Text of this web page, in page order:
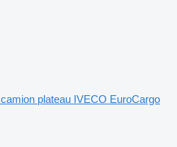
camion plateau IVECO EuroCargo